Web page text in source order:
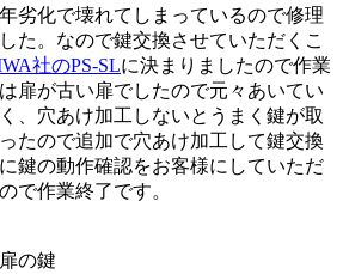
劣化で壊れてしまっているので修理
た。なので鍵交換させていただくこ
社のPS-SLに決まりましたので作業
扉が古い扉でしたので元々あいてい
、穴あけ加工しないとうまく鍵が取
たので追加で穴あけ加工して鍵交換
鍵の動作確認をお客様にしていただ
で作業終了です。